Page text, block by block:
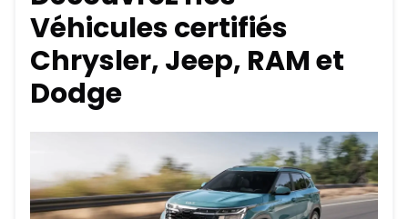
Véhicules certifiés
Chrysler, Jeep, RAM et
Dodge